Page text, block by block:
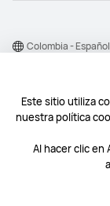
Este sitio utiliza
nuestra política
Al hacer clic en
©2026 Huawei
Condiciones de uso
Colombia - Español